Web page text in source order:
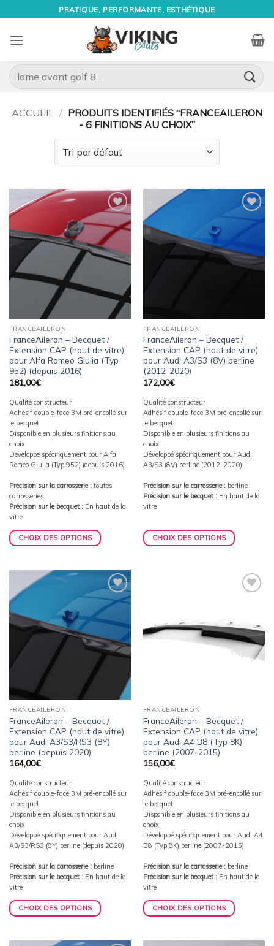
au
contenu
PRATIQUE, PERFORMANTE, ESTHÉTIQUE
Recherche
pour :
ACCUEIL / PRODUITS IDENTIFIÉS “FRANCEAILERON
- 6 FINITIONS AU CHOIX”
à la
wishlist
FRANCEAILERON
FranceAileron – Becquet /
Extension CAP (haut de vitre)
pour Alfa Romeo Giulia (Typ
952) (depuis 2016)
181,00€
Qualité constructeur
Adhésif double-face 3M pré-encollé sur
le becquet
Disponible en plusieurs finitions au
choix
Développé spécifiquement pour Alfa
Romeo Giulia (Typ 952) (depuis 2016)
Précision sur la carrosserie :toutes
carrosseries
Précision sur le becquet :En haut de la
vitre
CHOIX DES OPTIONS
Ajouter
à la
FRANCEAILERON
FranceAileron – Becquet /
Extension CAP (haut de vitre)
pour Audi A3/S3 (8V) berline
(2012-2020)
172,00€
Qualité constructeur
Adhésif double-face 3M pré-encollé sur
le becquet
Disponible en plusieurs finitions au
choix
Développé spécifiquement pour Audi
A3/S3 (8V) berline (2012-2020)
Précision sur la carrosserie :berline
Précision sur le becquet :En haut de la
vitre
CHOIX DES OPTIONS
Ajouter
à la
wishlist
FRANCEAILERON
FranceAileron – Becquet /
Extension CAP (haut de vitre)
pour Audi A3/S3/RS3 (8Y)
berline (depuis 2020)
164,00€
Qualité constructeur
Adhésif double-face 3M pré-encollé sur
le becquet
Disponible en plusieurs finitions au
choix
Développé spécifiquement pour Audi
A3/S3/RS3 (8Y) berline (depuis 2020)
Précision sur la carrosserie :berline
Précision sur le becquet :En haut de la
vitre
CHOIX DES OPTIONS
FRANCEAILERON
FranceAileron – Becquet /
Extension CAP (haut de vitre)
pour Audi A4 B8 (Typ 8K)
berline (2007-2015)
156,00€
Qualité constructeur
Adhésif double-face 3M pré-encollé sur
le becquet
Disponible en plusieurs finitions au
choix
Développé spécifiquement pour Audi A4
B8 (Typ 8K) berline (2007-2015)
Précision sur la carrosserie :berline
Précision sur le becquet :En haut de la
vitre
CHOIX DES OPTIONS